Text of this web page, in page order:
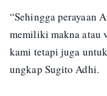
“Sehingga perayaan
memiliki makna atau
kami tetapi juga
ungkap Sugito Adhi.